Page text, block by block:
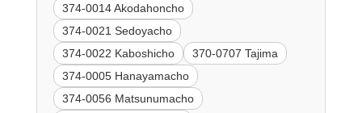
374-0014 Akodahoncho
374-0021 Sedoyacho
374-0022 Kaboshicho
370-0707 Tajima
374-0005 Hanayamacho
374-0056 Matsunumacho